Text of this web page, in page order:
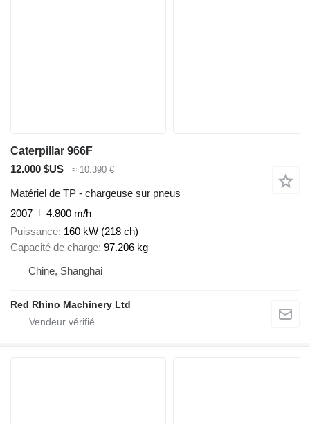
Caterpillar 966F
12.000 $US
≈ 10.390 €
Matériel de TP - chargeuse sur pneus
2007
4.800 m/h
Puissance 160 kW (218 ch)
Capacité de charge 97.206 kg
Chine, Shanghai
Red Rhino Machinery Ltd